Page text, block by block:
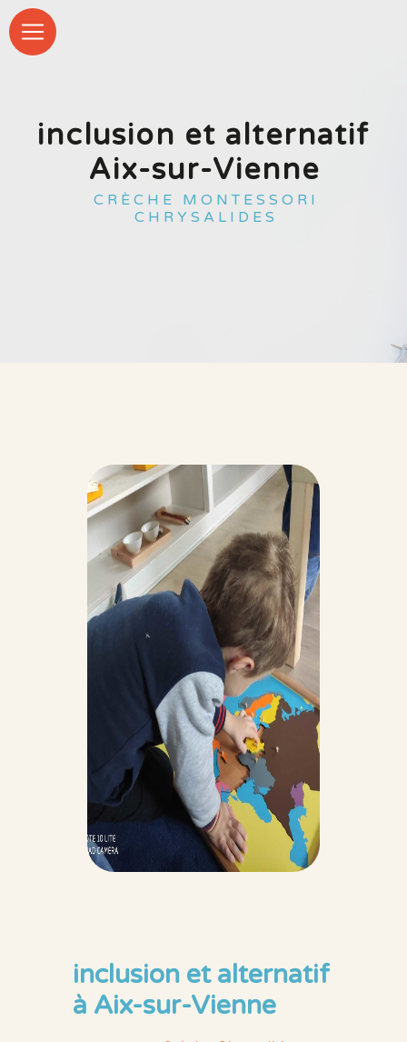
inclusion et alternatif
Aix-sur-Vienne
CRÈCHE MONTESSORI
CHRYSALIDES
inclusion et alternatif
à Aix-sur-Vienne
Panneau de gestion des cookies